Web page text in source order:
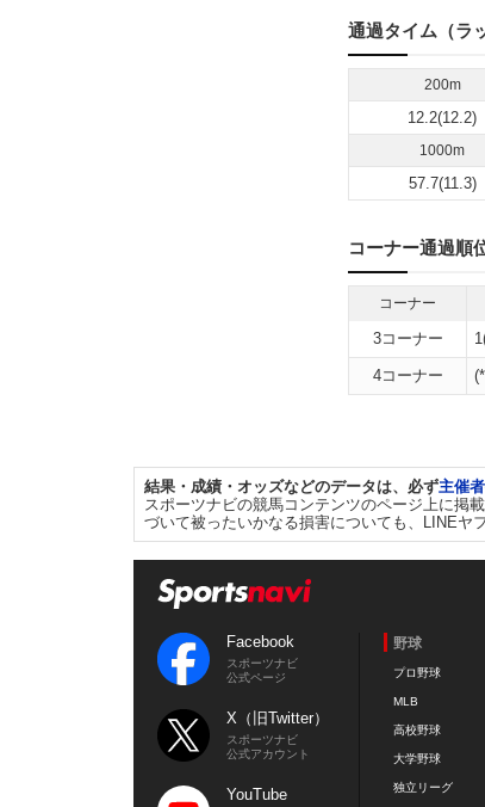
通過タイム（ラ
200m
12.2(12.2)
1000m
57.7(11.3)
コーナー通過順
コーナー
3コーナー
4コーナー
結果・成績・オッズなどのデータは、必ず主催者
スポーツナビの競馬コンテンツのページ上に掲
づいて被ったいかなる損害についても、LINEヤ
Facebook
スポーツナビ
公式ページ
X（旧Twitter）
スポーツナビ
公式アカウント
YouTube
野球
プロ野球
MLB
高校野球
大学野球
独立リーグ